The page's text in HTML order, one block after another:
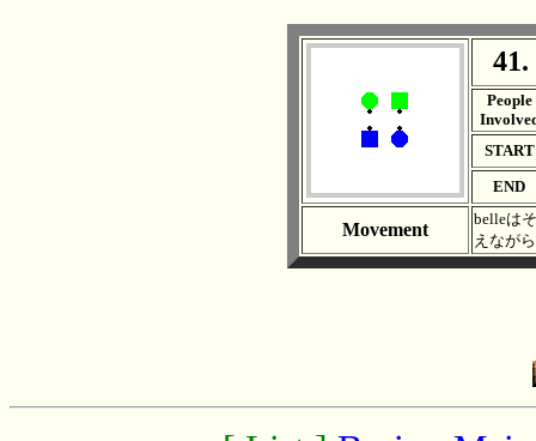
People
START
END
Movement
belleは
えなが